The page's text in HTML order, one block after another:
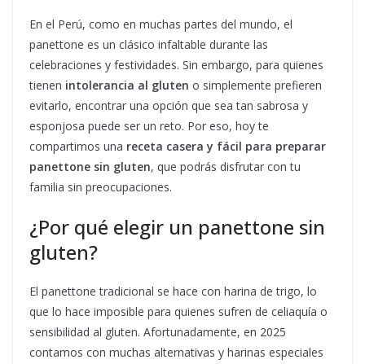
En el Perú, como en muchas partes del mundo, el
panettone es un clásico infaltable durante las
celebraciones y festividades. Sin embargo, para quienes
tienen intolerancia al gluten o simplemente prefieren
evitarlo, encontrar una opción que sea tan sabrosa y
esponjosa puede ser un reto. Por eso, hoy te
compartimos una receta casera y fácil para preparar
panettone sin gluten, que podrás disfrutar con tu
familia sin preocupaciones.
¿Por qué elegir un panettone sin
gluten?
El panettone tradicional se hace con harina de trigo, lo
que lo hace imposible para quienes sufren de celiaquía o
sensibilidad al gluten. Afortunadamente, en 2025
contamos con muchas alternativas y harinas especiales